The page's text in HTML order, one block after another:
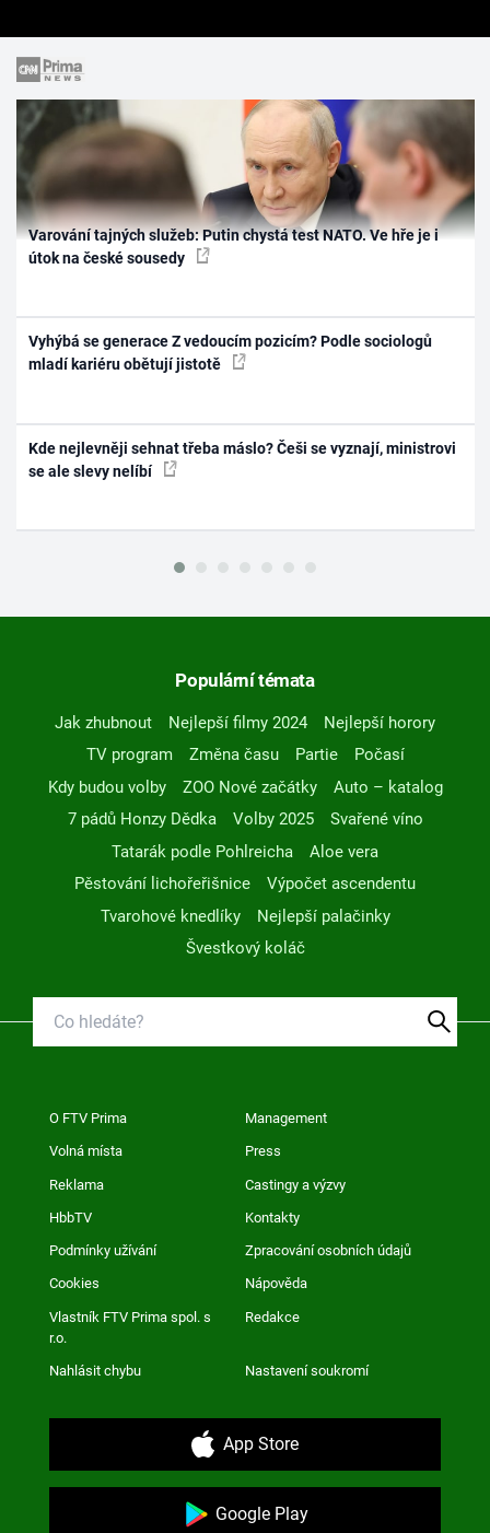
Varování tajných služeb: Putin chystá test NATO. Ve hře je i
útok na české sousedy
Vyhýbá se generace Z vedoucím pozicím? Podle sociologů
mladí kariéru obětují jistotě
Kde nejlevněji sehnat třeba máslo? Češi se vyznají, ministrovi
se ale slevy nelíbí
Populární témata
Jak zhubnout Nejlepší filmy 2024
Nejlepší horory
TV program
Změna času Partie
Počasí
Kdy budou volby
ZOO Nové začátky
Auto – katalog
7 pádů Honzy Dědka
Volby 2025
Svařené víno
Tatarák podle Pohlreicha
Aloe vera
Pěstování lichořeřišnice
Výpočet ascendentu
Tvarohové knedlíky
Nejlepší palačinky
Švestkový koláč
O FTV Prima Management
Volná místa Press
Reklama Castingy a výzvy
HbbTV Kontakty
Podmínky užívání Zpracování osobních údajů
Cookies Nápověda
Vlastník FTV Prima spol. s
r.o.
Redakce
Nahlásit chybu Nastavení soukromí
App Store
Google Play